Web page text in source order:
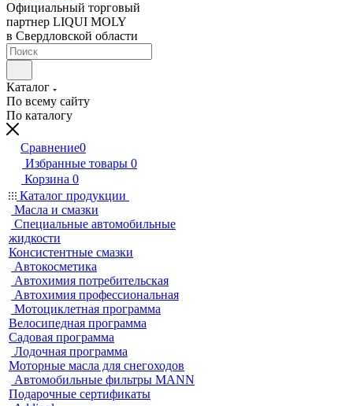
Официальный торговый
партнер LIQUI MOLY
в Свердловской области
Каталог
По всему сайту
По каталогу
Сравнение0
Избранные товары 0
Корзина 0
Каталог продукции
Масла и смазки
Специальные автомобильные
жидкости
Консистентные смазки
Автокосметика
Автохимия потребительская
Автохимия профессиональная
Мотоциклетная программа
Велосипедная программа
Садовая программа
Лодочная программа
Моторные масла для снегоходов
Автомобильные фильтры MANN
Подарочные сертификаты